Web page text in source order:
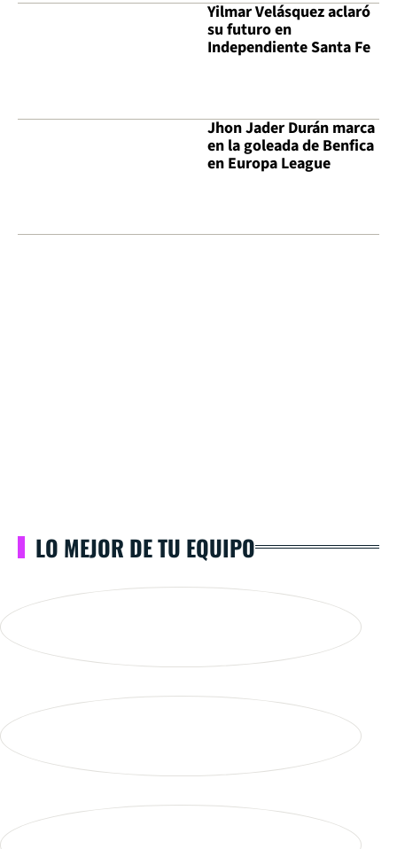
Yilmar Velásquez aclaró
su futuro en
Independiente Santa Fe
Jhon Jader Durán marca
en la goleada de Benfica
en Europa League
LO MEJOR DE TU EQUIPO